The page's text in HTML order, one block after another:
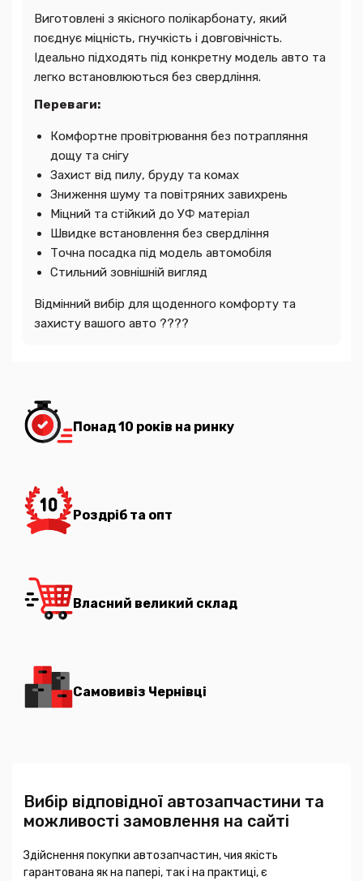
Виготовлені з якісного полікарбонату, який
поєднує міцність, гнучкість і довговічність.
Ідеально підходять під конкретну модель авто та
легко встановлюються без свердління.
Переваги:
Комфортне провітрювання без потрапляння
дощу та снігу
Захист від пилу, бруду та комах
Зниження шуму та повітряних завихрень
Міцний та стійкий до УФ матеріал
Швидке встановлення без свердління
Точна посадка під модель автомобіля
Стильний зовнішній вигляд
Відмінний вибір для щоденного комфорту та
захисту вашого авто ????
Понад 10 років на ринку
Роздріб та опт
Власний великий склад
Самовивіз Чернівці
Вибір відповідної автозапчастини та
можливості замовлення на сайті
Здійснення покупки автозапчастин, чия якість
гарантована як на папері, так і на практиці, є